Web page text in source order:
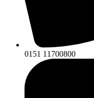
0151 11700800